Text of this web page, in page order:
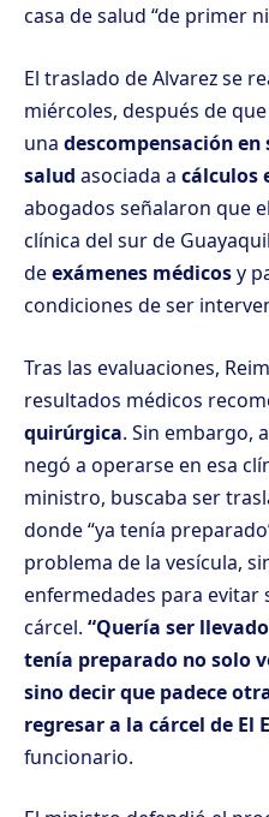
casa de salud “de primer
El traslado de Alvarez se
miércoles, después de
una descompensación en
salud asociada a cálculos
abogados señalaron que
clínica del sur de
deexámenes médicosy
condiciones de ser
Tras las evaluaciones,
resultados médicos
quirúrgica. Sin embargo,
negó a operarse en esa
ministro, buscaba ser
donde “ya tenía
problema de la vesícula,
enfermedades para evitar
cárcel. “Quería ser
tenía preparado no solo
sino decir que padece
regresar a la cárcel de El
funcionario.